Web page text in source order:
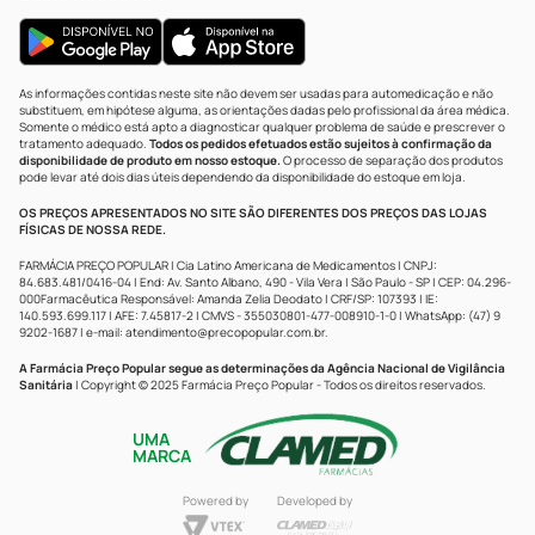
As informações contidas neste site não devem ser usadas para automedicação e não
substituem, em hipótese alguma, as orientações dadas pelo profissional da área médica.
Somente o médico está apto a diagnosticar qualquer problema de saúde e prescrever o
tratamento adequado. Todos os pedidos efetuados estão sujeitos à confirmação da
disponibilidade de produto em nosso estoque.O processo de separação dos produtos
pode levar até dois dias úteis dependendo da disponibilidade do estoque em loja.
OS PREÇOS APRESENTADOS NO SITE SÃO DIFERENTES DOS PREÇOS DAS LOJAS
FÍSICAS DE NOSSA REDE.
FARMÁCIA PREÇO POPULAR | Cia Latino Americana de Medicamentos | CNPJ:
84.683.481/0416-04 | End: Av. Santo Albano, 490 - Vila Vera | São Paulo - SP | CEP: 04.296-
000Farmacêutica Responsável: Amanda Zelia Deodato | CRF/SP: 107393 | IE:
140.593.699.117 | AFE: 7.45817-2 | CMVS - 355030801-477-008910-1-0 | WhatsApp: (47) 9
9202-1687 | e-mail: atendimento@precopopular.com.br.
A Farmácia Preço Popular segue as determinações da Agência Nacional de Vigilância
Sanitária | Copyright © 2025 Farmácia Preço Popular - Todos os direitos reservados.
UMA
MARCA
Powered by Developed by